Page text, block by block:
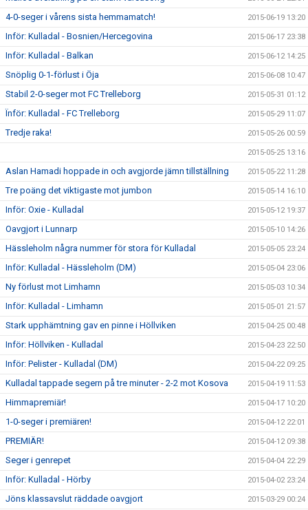
4-0-seger i vårens sista hemmamatch! 2015-06-19 13:20
Inför: Kulladal - Bosnien/Hercegovina 2015-06-17 23:38
Inför: Kulladal - Balkan 2015-06-12 14:25
Snöplig 0-1-förlust i Öja 2015-06-08 10:47
Stabil 2-0-seger mot FC Trelleborg 2015-05-31 01:12
Ïnför: Kulladal - FC Trelleborg 2015-05-29 11:07
Tredje raka! 2015-05-26 00:59
2015-05-25 13:16
Aslan Hamadi hoppade in och avgjorde jämn tillställning 2015-05-22 11:28
Tre poäng det viktigaste mot jumbon 2015-05-14 16:10
Inför: Oxie - Kulladal 2015-05-12 19:37
Oavgjort i Lunnarp 2015-05-10 14:26
Hässleholm några nummer för stora för Kulladal 2015-05-05 23:24
Inför: Kulladal - Hässleholm (DM) 2015-05-04 23:06
Ny förlust mot Limhamn 2015-05-03 10:34
Inför: Kulladal - Limhamn 2015-05-01 21:57
Stark upphämtning gav en pinne i Höllviken 2015-04-25 00:48
Inför: Höllviken - Kulladal 2015-04-23 22:50
Inför: Pelister - Kulladal (DM) 2015-04-22 09:25
Kulladal tappade segern på tre minuter - 2-2 mot Kosova 2015-04-19 11:53
Himmapremiär! 2015-04-17 10:20
1-0-seger i premiären! 2015-04-12 22:01
PREMIÄR! 2015-04-12 09:38
Seger i genrepet 2015-04-04 22:29
Inför: Kulladal - Hörby 2015-04-02 23:24
Jöns klassavslut räddade oavgjort 2015-03-29 00:24